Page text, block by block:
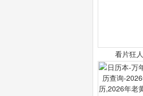
看片狂人